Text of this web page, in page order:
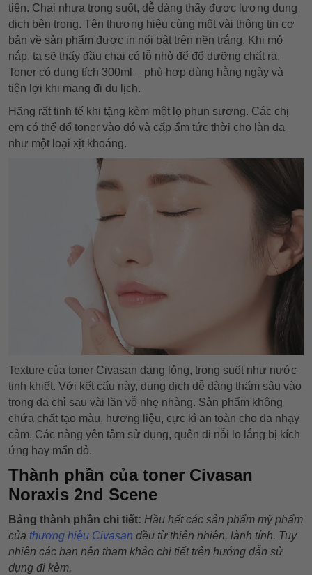
tiên. Chai nhựa trong suốt, dễ dàng thấy được lượng dung
dịch bên trong. Tên thương hiệu cùng một vài thông tin cơ
bản về sản phẩm được in nổi bật trên nền trắng. Khi mở
nắp, ta sẽ thấy đầu chai có lỗ nhỏ để đổ dưỡng chất ra.
Toner có dung tích 300ml – phù hợp dùng hằng ngày và
tiện lợi khi mang đi du lịch.
Hãng rất tinh tế khi tặng kèm một lọ phun sương. Các chị
em có thể đổ toner vào đó và cấp ẩm tức thời cho làn da
như một loại xịt khoáng.
Texture của toner Civasan dạng lỏng, trong suốt như nước
tinh khiết. Với kết cấu này, dung dịch dễ dàng thấm sâu vào
trong da chỉ sau vài lần vỗ nhẹ nhàng. Sản phẩm không
chứa chất tạo màu, hương liệu, cực kì an toàn cho da nhạy
cảm. Các nàng yên tâm sử dụng, quên đi nỗi lo lắng bị kích
ứng hay mẩn đỏ.
Thành phần của toner Civasan
Noraxis 2nd Scene
Bảng thành phần chi tiết: Hầu hết các sản phẩm mỹ phẩm
của thương hiệu Civasan đều từ thiên nhiên, lành tính. Tuy
nhiên các bạn nên tham khảo chi tiết trên hướng dẫn sử
dụng đi kèm.